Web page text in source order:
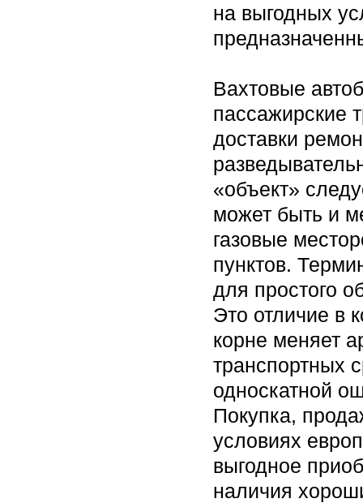
на выгодных
Вахтовые
пассажирские
доставки
«объект»
может быть и
газовые
пунктов.
для простого
Это отличие в
корне меняет
транспортных
односкатной
Покупка,
условиях
выгодное
наличия